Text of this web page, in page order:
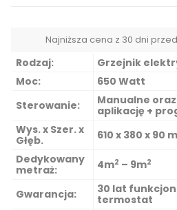
Najniższa cena z 30 dni
Rodzaj:
Grzejnik
Moc:
650 Watt
Sterowanie:
Manualne
aplikację +
Wys. x Szer. x
Głęb.
610 x 380 x 90
Dedykowany
metraż:
4m2 – 9m2
Gwarancja: 30 lat
termostat